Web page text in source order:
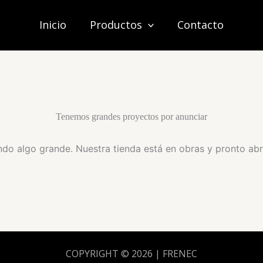
Inicio Productos Contacto
Tenemos grandes proyectos por anunciar
algo grande. Nuestra tienda está en obras y pronto
COPYRIGHT © 2026 | FRENEC